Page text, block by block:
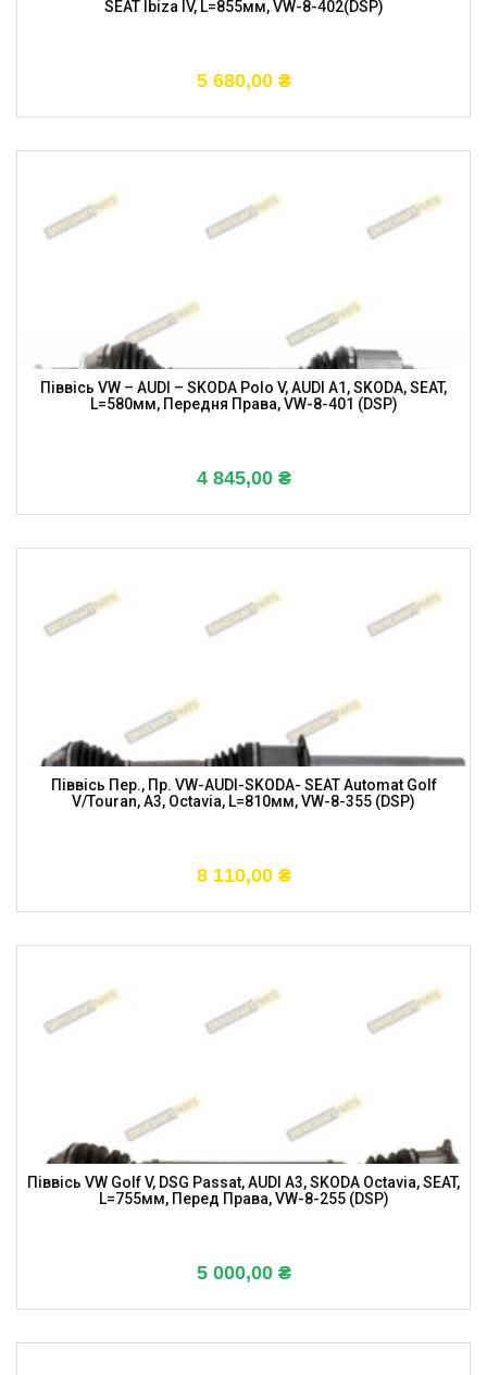
SEAT Ibiza IV, L=855мм, VW-8-402(DSP)
5 680,00 ₴
Піввісь VW – AUDI – SKODA Polo V, AUDI A1, SKODA, SEAT,
L=580мм, Передня Права, VW-8-401 (DSP)
4 845,00 ₴
Піввісь Пер., Пр. VW-AUDI-SKODA- SEAT Automat Golf
V/Touran, A3, Octavia, L=810мм, VW-8-355 (DSP)
8 110,00 ₴
Піввісь VW Golf V, DSG Passat, AUDI A3, SKODA Octavia, SEAT,
L=755мм, Перед Права, VW-8-255 (DSP)
5 000,00 ₴